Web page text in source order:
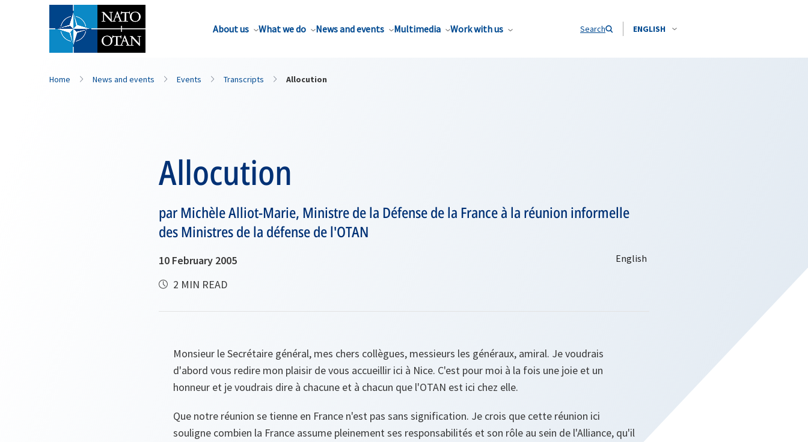
About us What we do News and events Multimedia Work with us Search ENGLISH
Home News and events Events Transcripts Allocution
Allocution
par Michèle Alliot-Marie, Ministre de la Défense de la France à la réunion informelle
des Ministres de la défense de l'OTAN
10 February 2005
2 MIN READ
Monsieur le Secrétaire général, mes chers collègues, messieurs les généraux, amiral. Je voudrais
d'abord vous redire mon plaisir de vous accueillir ici à Nice. C'est pour moi à la fois une joie et un
honneur et je voudrais dire à chacune et à chacun que l'OTAN est ici chez elle.
Que notre réunion se tienne en France n'est pas sans signification. Je crois que cette réunion ici
souligne combien la France assume pleinement ses responsabilités et son rôle au sein de l'Alliance, qu'il